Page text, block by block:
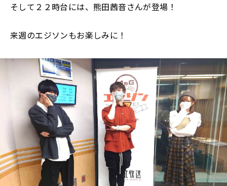
そして２２時台には、熊田茜音さんが登場！
来週のエジソンもお楽しみに！